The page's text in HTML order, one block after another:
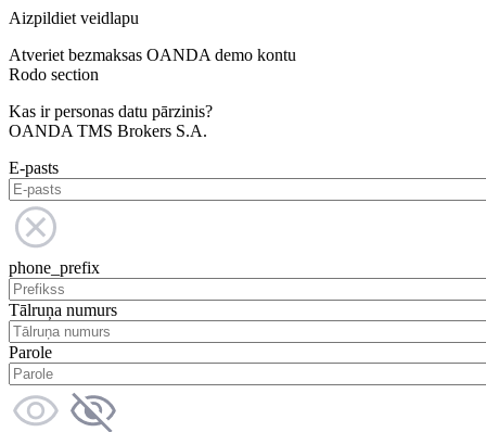
Aizpildiet veidlapu
Atveriet bezmaksas OANDA demo kontu
Rodo section
Kas ir personas datu pārzinis?
OANDA TMS Brokers S.A.
E-pasts
phone_prefix
Tālruņa numurs
Parole